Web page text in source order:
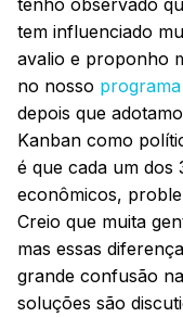
tem influenciado
avalio e proponho
no nosso
depois que
Kanban como
é que cada um dos
econômicos,
Creio que muita
mas essas
grande confusão
soluções são